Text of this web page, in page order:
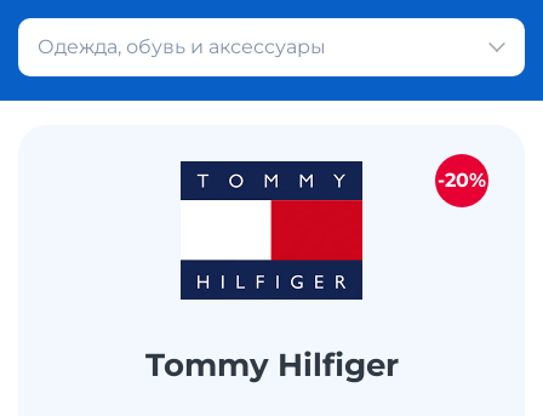
Одежда, обувь и аксессуары
Tommy Hilfiger
-20%